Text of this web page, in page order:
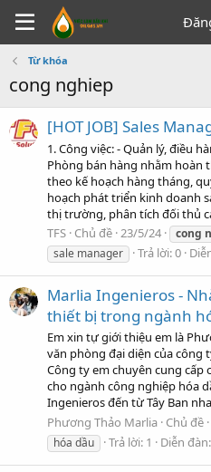
Từ khóa
cong nghiep
[HOT JOB] Sales
1. Công việc: - Quản lý, điều
Phòng bán hàng nhằm hoàn
theo kế hoạch hàng tháng,
hoạch phát triển kinh doanh
thị trường, phân tích đối thủ
TFS Chủ đề 23/5/24 cong
sale manager
Trả lời: 0
Marlia Ingenieros -
thiết bị trong ngành
Em xin tự giới thiệu em là
văn phòng đại diện của công
Công ty em chuyên cung cấp
cho ngành công nghiệp hóa
Ingenieros đến từ Tây Ban
Phương Thảo Marlia Chủ đề
hóa dầu
Trả lời: 1 Diễn đàn: